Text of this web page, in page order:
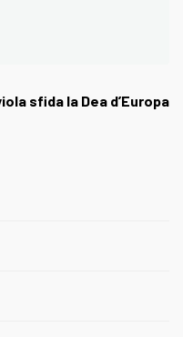
sfida la Dea d’Europa